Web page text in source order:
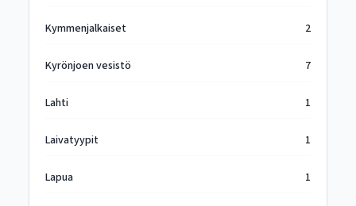
Kymmenjalkaiset 2
Kyrönjoen vesistö 7
Lahti 1
Laivatyypit 1
Lapua 1